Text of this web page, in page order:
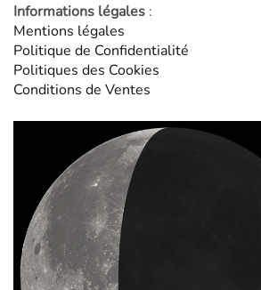
Informations légales :
Mentions légales
Politique de Confidentialité
Politiques des Cookies
Conditions de Ventes